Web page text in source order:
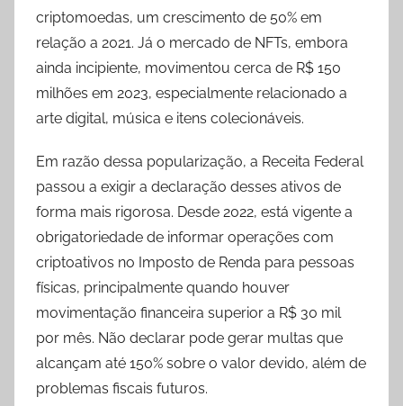
criptomoedas, um crescimento de 50% em
relação a 2021. Já o mercado de NFTs, embora
ainda incipiente, movimentou cerca de R$ 150
milhões em 2023, especialmente relacionado a
arte digital, música e itens colecionáveis.
Em razão dessa popularização, a Receita Federal
passou a exigir a declaração desses ativos de
forma mais rigorosa. Desde 2022, está vigente a
obrigatoriedade de informar operações com
criptoativos no Imposto de Renda para pessoas
físicas, principalmente quando houver
movimentação financeira superior a R$ 30 mil
por mês. Não declarar pode gerar multas que
alcançam até 150% sobre o valor devido, além de
problemas fiscais futuros.